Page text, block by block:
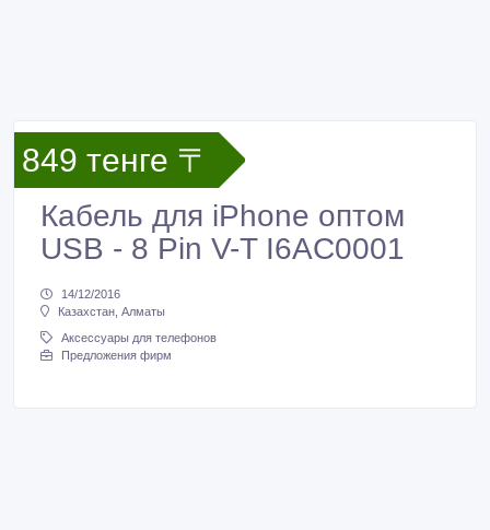
849 тенге 〒
Кабель для iPhone оптом
USB - 8 Pin V-T I6AC0001
14/12/2016
Казахстан, Алматы
Аксессуары для телефонов
Предложения фирм